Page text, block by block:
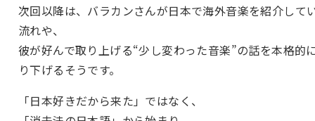
次回以降は、バラカンさんが日本で海外音楽を紹介して
流れや、
彼が好んで取り上げる“少し変わった音楽”の話を本格的
り下げるそうです。
「日本好きだから来た」ではなく、